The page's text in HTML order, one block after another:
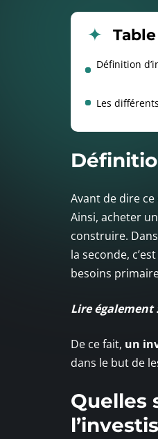
Définition
Les
Avant de dire
Ainsi, acheter
construire.
la seconde,
besoins
Lire également
De ce fait, un
dans le but de
Quelles